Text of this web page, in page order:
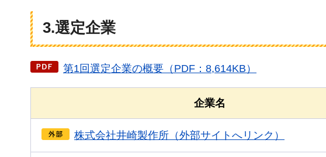
3.選定企業
第1回選定企業の概要（PDF：8,614KB）
企業名
株式会社井崎製作所（外部サイトへリンク）